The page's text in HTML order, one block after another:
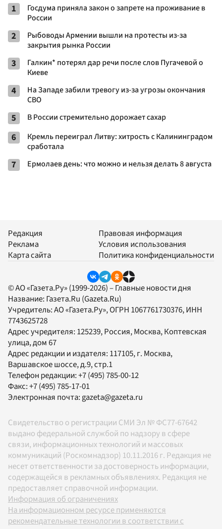
1
Госдума приняла закон о запрете на проживание в
России
2
Рыбоводы Армении вышли на протесты из-за
закрытия рынка России
3
Галкин* потерял дар речи после слов Пугачевой о
Киеве
4
На Западе забили тревогу из-за угрозы окончания
СВО
5 В России стремительно дорожает сахар
6
Кремль переиграл Литву: хитрость с Калининградом
сработала
7 Ермолаев день: что можно и нельзя делать 8 августа
Редакция
Реклама
Карта сайта
Правовая информация
Условия использования
Политика конфиденциальности
© АО «Газета.Ру» (1999-2026) – Главные новости дня
Название: Газета.Ru (Gazeta.Ru)
Учредитель:АО «Газета.Ру», ОГРН 1067761730376, ИНН
7743625728
Адрес учредителя: 125239, Россия, Москва, Коптевская
улица, дом 67
Адрес редакции и издателя: 117105, г. Москва,
Варшавское шоссе, д.9, стр.1
Телефон редакции:+7 (495) 785-00-12
Факс:+7 (495) 785-17-01
Электронная почта:gazeta@gazeta.ru
Свидетельство о регистрации СМИ Эл № ФС77-67642
выдано федеральной службой по надзору в сфере
связи, информационных технологий и массовых
коммуникаций (Роскомнадзор) 10.11.2016 г. Редакция не
несет ответственности за достоверность информации,
содержащейся в рекламных объявлениях. Редакция не
предоставляет справочной информации.
Информация об ограничениях
На информационном ресурсе применяются
рекомендательные технологии в соответствии с